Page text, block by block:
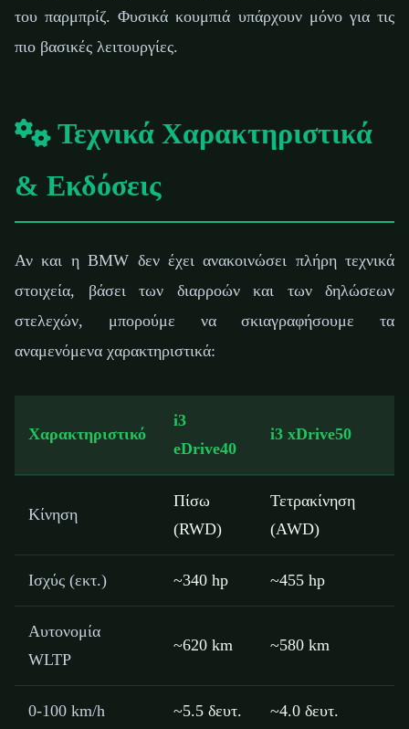
του παρμπρίζ. Φυσικά κουμπιά υπάρχουν μόνο για τις
πιο βασικές λειτουργίες.
Τεχνικά Χαρακτηριστικά
& Εκδόσεις
Αν και η BMW δεν έχει ανακοινώσει πλήρη τεχνικά
στοιχεία, βάσει των διαρροών και των δηλώσεων
στελεχών, μπορούμε να σκιαγραφήσουμε τα
αναμενόμενα χαρακτηριστικά:
Χαρακτηριστικό
i3
eDrive40
i3 xDrive50
Κίνηση
Πίσω
(RWD)
Τετρακίνηση
(AWD)
Ισχύς (εκτ.) ~340 hp ~455 hp
Αυτονομία
WLTP
~620 km ~580 km
0-100 km/h ~5.5 δευτ. ~4.0 δευτ.